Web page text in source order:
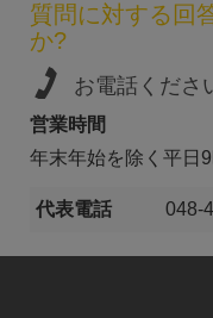
質問に対する回
か?
お電話くださ
営業時間
年末年始を除く平日
代表電話 048-